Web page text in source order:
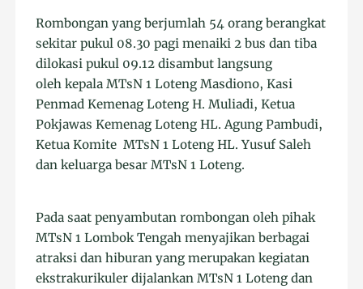
Rombongan yang berjumlah 54 orang berangkat
sekitar pukul 08.30 pagi menaiki 2 bus dan tiba
dilokasi pukul 09.12 disambut langsung
oleh kepala MTsN 1 Loteng Masdiono, Kasi
Penmad Kemenag Loteng H. Muliadi, Ketua
Pokjawas Kemenag Loteng HL. Agung Pambudi,
Ketua Komite MTsN 1 Loteng HL. Yusuf Saleh
dan keluarga besar MTsN 1 Loteng.
Pada saat penyambutan rombongan oleh pihak
MTsN 1 Lombok Tengah menyajikan berbagai
atraksi dan hiburan yang merupakan kegiatan
ekstrakurikuler dijalankan MTsN 1 Loteng dan